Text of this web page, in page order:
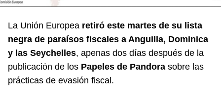
La Unión Europea retiró este martes de su lista
negra de paraísos fiscales a Anguilla, Dominica
y las Seychelles, apenas dos días después de la
publicación de los Papeles de Pandora sobre las
prácticas de evasión fiscal.